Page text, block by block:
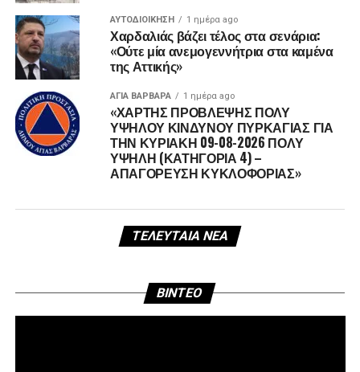
ΑΥΤΟΔΙΟΊΚΗΣΗ 1 ημέρα ago
Χαρδαλιάς βάζει τέλος στα σενάρια:
«Ούτε μία ανεμογεννήτρια στα καμένα
της Αττικής»
ΑΓΙΑ ΒΑΡΒΑΡΑ 1 ημέρα ago
«ΧΑΡΤΗΣ ΠΡΟΒΛΕΨΗΣ ΠΟΛΥ
ΥΨΗΛΟΥ ΚΙΝΔΥΝΟΥ ΠΥΡΚΑΓΙΑΣ ΓΙΑ
ΤΗΝ ΚΥΡΙΑΚΗ 09-08-2026 ΠΟΛΥ
ΥΨΗΛΗ (ΚΑΤΗΓΟΡΙΑ 4) –
ΑΠΑΓΟΡΕΥΣΗ ΚΥΚΛΟΦΟΡΙΑΣ»
ΤΕΛΕΥΤΑΊΑ ΝΈΑ
BINTEO